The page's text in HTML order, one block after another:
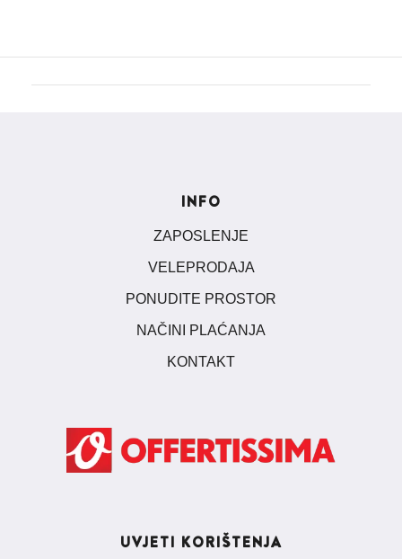
INFO
ZAPOSLENJE
VELEPRODAJA
PONUDITE PROSTOR
NAČINI PLAĆANJA
KONTAKT
UVJETI KORIŠTENJA